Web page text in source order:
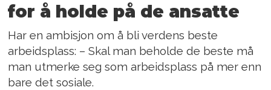
for å holde på de ansatte
Har en ambisjon om å bli verdens beste
arbeidsplass: – Skal man beholde de beste må
man utmerke seg som arbeidsplass på mer enn
bare det sosiale.